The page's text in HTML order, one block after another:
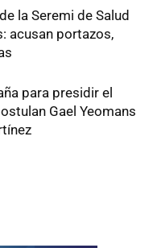
la Seremi de Salud
acusan portazos,
para presidir el
Gael Yeomans